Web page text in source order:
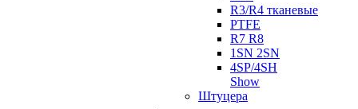
R3/R4 тканевые
PTFE
R7 R8
1SN 2SN
4SP/4SH
Show
Штуцера